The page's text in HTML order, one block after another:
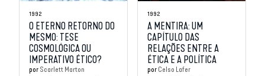
1992
O ETERNO RETORNO DO
MESMO: TESE
COSMOLÓGICA OU
IMPERATIVO ÉTICO?
por Scarlett Marton
1992
A MENTIRA: UM
CAPÍTULO DAS
RELAÇÕES ENTRE A
ÉTICA E A POLÍTICA
por Celso Lafer